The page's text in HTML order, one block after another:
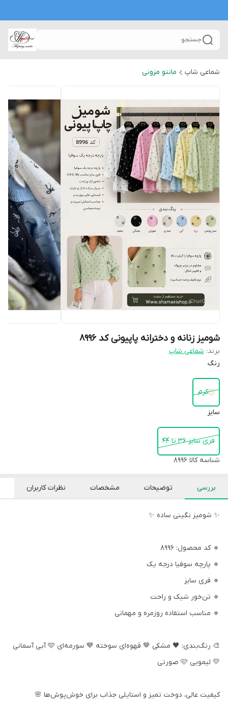
جستجو
شماعی شاپ مانتو مزونی
شومیز زنانه و دخترانه پاپیونی کد 8996
برند: شماعی شاپ
رنگ
کرم
سایز
فری سایز ۳۶ تا ۴۴
شناسه کالا 8996
بررسی توضیحات مشخصات نظرات کاربران
✨ شومیز نگینی ساده ✨
🔹 کد محصول: ۸۹۹۶
🔹 پارچه سوفیا درجه یک
🔹 فری سایز
🔹 تن‌خور شیک و راحت
🔹 مناسب استفاده روزمره و مهمانی
🎨 رنگ‌بندی: 🖤 مشکی 🤎 قهوه‌ای سوخته 💙 سورمه‌ای 🩵 آبی آسمانی
💛 لیمویی 🩷 صورتی
کیفیت عالی، دوخت تمیز و استایلی جذاب برای خوش‌پوش‌ها 🌸